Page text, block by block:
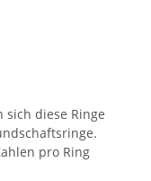
diese Ringe
pro Ring